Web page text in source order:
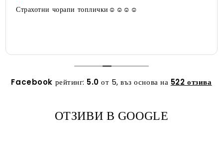
Страхотни чорапи топлички☺☺☺☺
Facebook рейтинг: 5.0 от 5, въз основа на 522 отзива
ОТЗИВИ В GOOGLE